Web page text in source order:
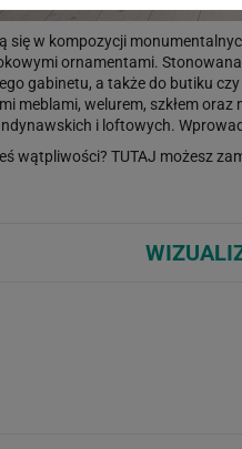
w kompozycji
ornamentami.
gabinetu, a także do butiku
meblami, welurem, szkłem
i loftowych.
wątpliwości? TUTAJ możesz